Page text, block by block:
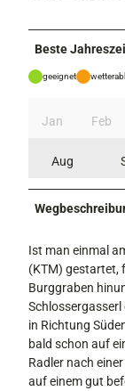
Beste
geeignet
Jan Feb
Aug
Ist man einmal
(KTM) gestartet,
Burggraben
in Richtung
bald schon auf
Radler nach
auf einem gut